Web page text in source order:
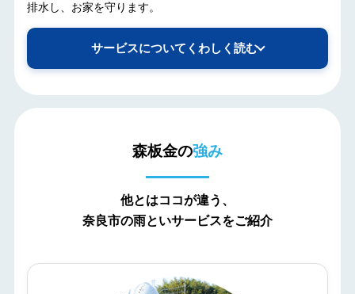
排水し、お家を守ります。
サービスについてくわしく読む
森板金の強み
他とはココが違う、
奈良市の雨といサービスをご紹介